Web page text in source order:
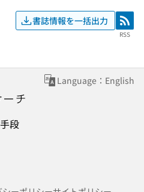
書誌情報を一括出力 RSS
RSS
Language：English
段